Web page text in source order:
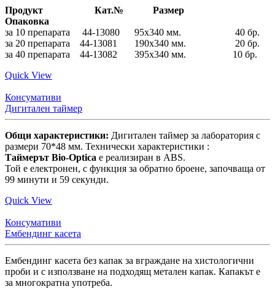
Продукт Кат.№ Размер
Опаковка
за 10 препарата 44-13080 95х340 мм. 40 бр.
за 20 препарата 44-13081 190х340 мм. 20 бр.
за 40 препарата 44-13082 395х340 мм. 10 бр.
Quick View
Консумативи
Дигитален таймер
Общи характеристики: Дигитален таймер за лаборатория с
размери 70*48 мм. Технически характеристики :
Таймерът Bio-Optica е реализиран в ABS.
Той е електронен, с функция за обратно броене, започваща от
99 минути и 59 секунди.
Quick View
Консумативи
Ембендинг касета
Ембендинг касета без капак за вграждане на хистологични
проби и с използване на подходящ метален капак. Капакът е
за многократна употреба.